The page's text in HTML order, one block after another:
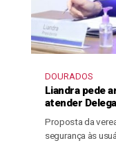
DOURADOS
Liandra pede
atender
Proposta da
segurança às